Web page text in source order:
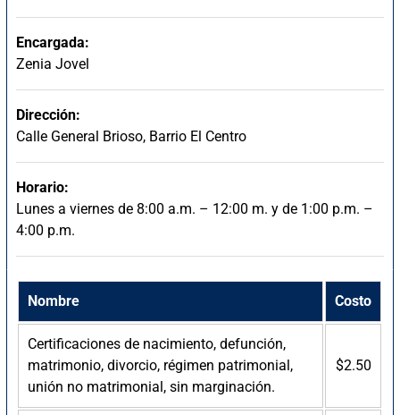
Encargada:
Zenia Jovel
Dirección:
Calle General Brioso, Barrio El Centro
Horario:
Lunes a viernes de 8:00 a.m. – 12:00 m. y de 1:00 p.m. –
4:00 p.m.
Nombre Costo
Certificaciones de nacimiento, defunción,
matrimonio, divorcio, régimen patrimonial,
unión no matrimonial, sin marginación.
$2.50